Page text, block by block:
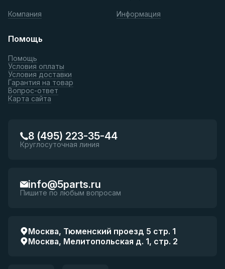
Компания Информация
Помощь
Помощь
Условия оплаты
Условия доставки
Гарантия на товар
Вопрос-ответ
Карта сайта
8 (495) 223-35-44
Круглосуточная линия
info@5parts.ru
Пишите по любым вопросам
Москва, Тюменский проезд 5 стр. 1
Москва, Мелитопольская д. 1, стр. 2